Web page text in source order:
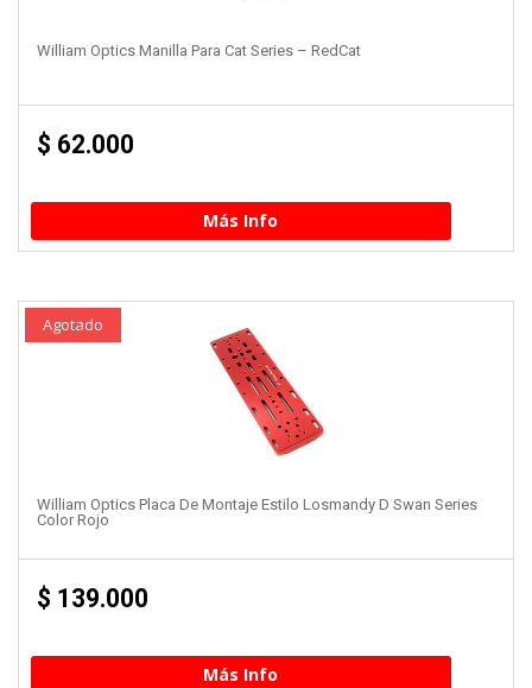
William Optics Manilla Para Cat Series – RedCat
$ 62.000
Más Info
Agotado
William Optics Placa De Montaje Estilo Losmandy D Swan Series
Color Rojo
$ 139.000
Más Info